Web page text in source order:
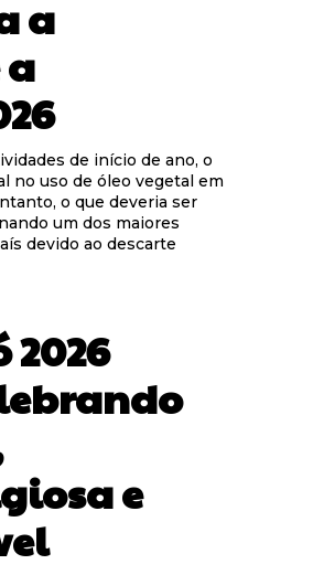
a
de início de ano, o
no uso de óleo vegetal em
o que deveria ser
um dos maiores
devido ao descarte
e